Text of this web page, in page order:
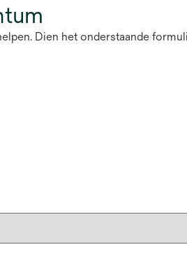
Dien het onderstaande